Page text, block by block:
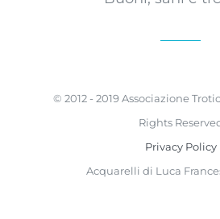
© 2012 - 2019 Associazione
Rights
Privacy Policy
Acquarelli di Luca